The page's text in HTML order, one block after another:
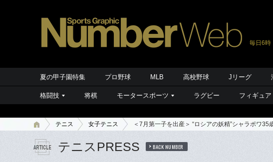
毎日6時
夏の甲子園特集 プロ野球 MLB 高校野球 Jリーグ
格闘技 将棋 モータースポーツ ラグビー フィギュア
テニス 女子テニス ＜7月第一子を出産＞ “ロシアの妖精”シャラポワ
テニスPRESS BACK NUMBER